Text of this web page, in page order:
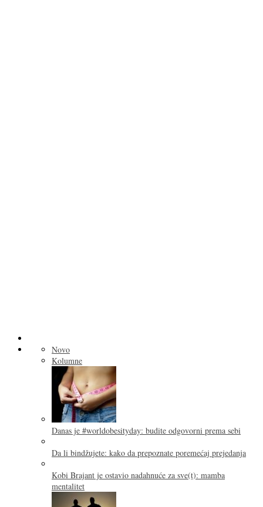
Novo
Kolumne
Danas je #worldobesityday: budite odgovorni prema sebi
Da li bindžujete: kako da prepoznate poremećaj prejedanja
Kobi Brajant je ostavio nadahnuće za sve(t): mamba
mentalitet